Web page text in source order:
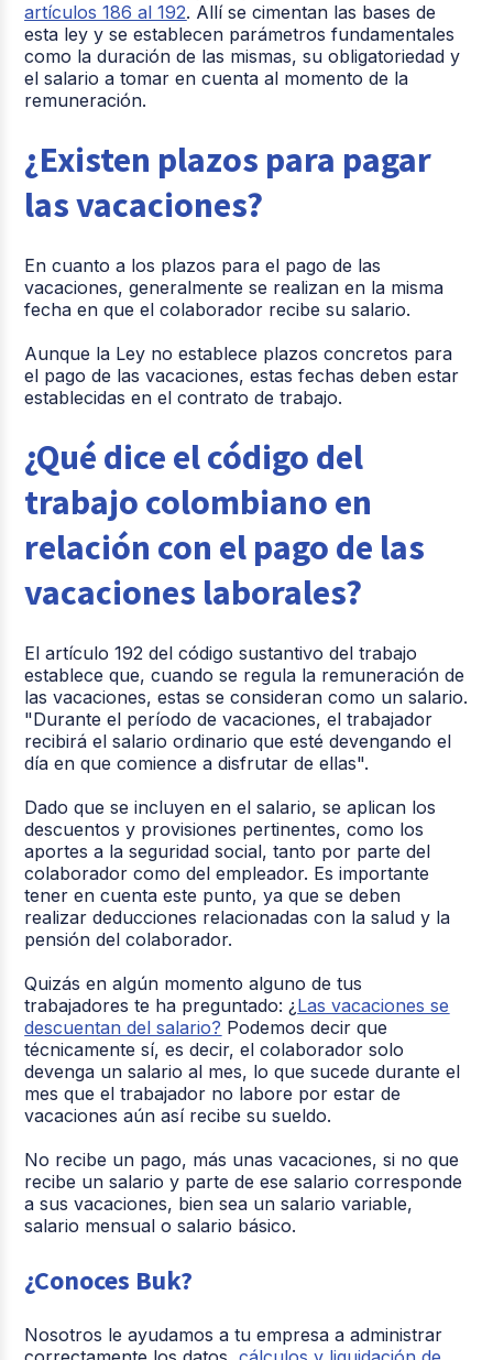
artículos 186 al 192. Allí se cimentan las bases de
esta ley y se establecen parámetros fundamentales
como la duración de las mismas, su obligatoriedad y
el salario a tomar en cuenta al momento de la
remuneración.
¿Existen plazos para pagar
las vacaciones?
En cuanto a los plazos para el pago de las
vacaciones, generalmente se realizan en la misma
fecha en que el colaborador recibe su salario.
Aunque la Ley no establece plazos concretos para
el pago de las vacaciones, estas fechas deben estar
establecidas en el contrato de trabajo.
¿Qué dice el código del
trabajo colombiano en
relación con el pago de las
vacaciones laborales?
El artículo 192 del código sustantivo del trabajo
establece que, cuando se regula la remuneración de
las vacaciones, estas se consideran como un salario.
"Durante el período de vacaciones, el trabajador
recibirá el salario ordinario que esté devengando el
día en que comience a disfrutar de ellas".
Dado que se incluyen en el salario, se aplican los
descuentos y provisiones pertinentes, como los
aportes a la seguridad social, tanto por parte del
colaborador como del empleador. Es importante
tener en cuenta este punto, ya que se deben
realizar deducciones relacionadas con la salud y la
pensión del colaborador.
Quizás en algún momento alguno de tus
trabajadores te ha preguntado: ¿ Las vacaciones se
descuentan del salario? Podemos decir que
técnicamente sí, es decir, el colaborador solo
devenga un salario al mes, lo que sucede durante el
mes que el trabajador no labore por estar de
vacaciones aún así recibe su sueldo.
No recibe un pago, más unas vacaciones, si no que
recibe un salario y parte de ese salario corresponde
a sus vacaciones, bien sea un salario variable,
salario mensual o salario básico.
¿Conoces Buk?
Nosotros le ayudamos a tu empresa a administrar